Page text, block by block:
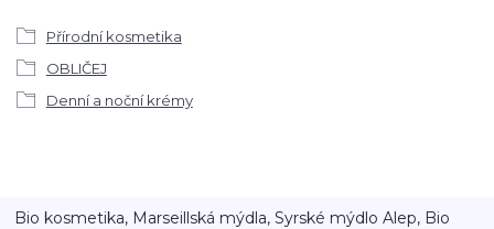
Přírodní kosmetika
OBLIČEJ
Denní a noční krémy
Bio kosmetika, Marseillská mýdla, Syrské mýdlo Alep, Bio